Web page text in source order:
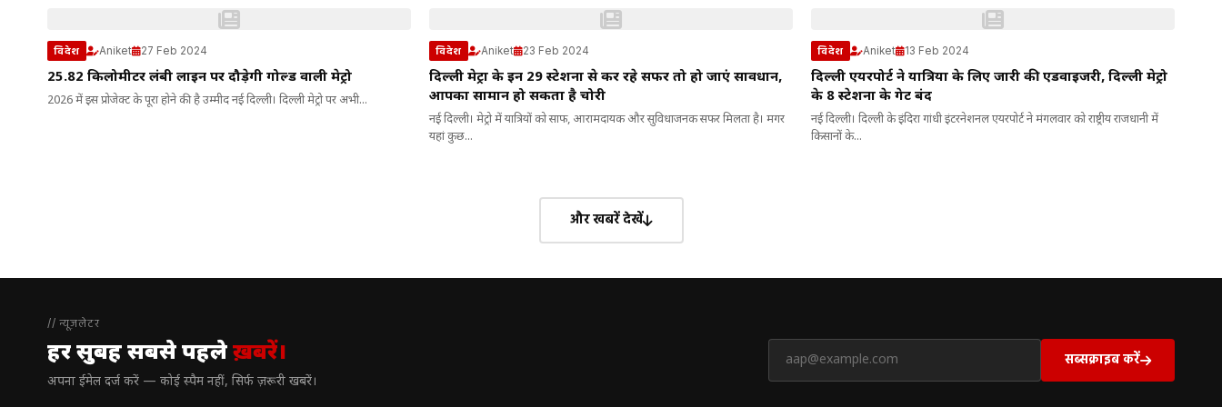
विदेश Aniket 27 Feb 2024
25.82 किलोमीटर लंबी लाइन पर दौड़ेगी गोल्ड वाली मेट्रो
2026 में इस प्रोजेक्ट के पूरा होने की है उम्मीद नई दिल्ली। दिल्ली मेट्रो पर अभी...
विदेश Aniket 23 Feb 2024
दिल्ली मेट्रों के इन 29 स्टेशनों से कर रहे सफर तो हो जाएं सावधान,
आपका सामान हो सकता है चोरी
नई दिल्ली। मेट्रो में यात्रियों को साफ, आरामदायक और सुविधाजनक सफर मिलता है। मगर
यहां कुछ...
विदेश Aniket 13 Feb 2024
दिल्ली एयरपोर्ट ने यात्रियों के लिए जारी की एडवाइजरी, दिल्ली मेट्रो
के 8 स्टेशनों के गेट बंद
नई दिल्ली। दिल्ली के इंदिरा गांधी इंटरनेशनल एयरपोर्ट ने मंगलवार को राष्ट्रीय राजधानी में
किसानों के...
और खबरें देखें
// न्यूज़लेटर
हर सुबह सबसे पहलेख़बरें।
अपना ईमेल दर्ज करें — कोई स्पैम नहीं, सिर्फ ज़रूरी खबरें।
सब्सक्राइब करें